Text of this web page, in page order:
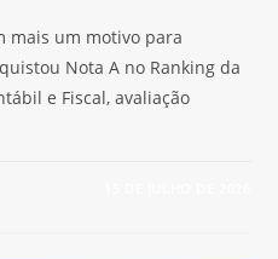
mais um motivo para
Nota A no Ranking da
e Fiscal, avaliação